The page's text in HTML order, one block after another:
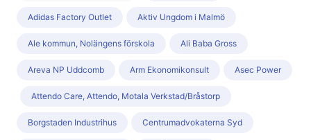
Adidas Factory Outlet Aktiv Ungdom i Malmö
Ale kommun, Nolängens förskola Ali Baba Gross
Areva NP Uddcomb Arm Ekonomikonsult Asec Power
Attendo Care, Attendo, Motala Verkstad/Bråstorp
Borgstaden Industrihus Centrumadvokaterna Syd